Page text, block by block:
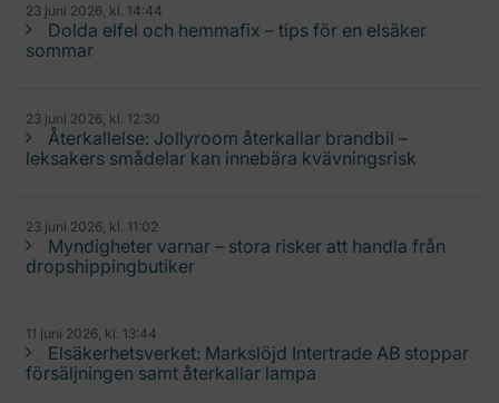
23 juni 2026, kl. 14:44
Dolda elfel och hemmafix – tips för en elsäker
sommar
23 juni 2026, kl. 12:30
Återkallelse: Jollyroom återkallar brandbil –
leksakers smådelar kan innebära kvävningsrisk
23 juni 2026, kl. 11:02
Myndigheter varnar – stora risker att handla från
dropshippingbutiker
11 juni 2026, kl. 13:44
Elsäkerhetsverket: Markslöjd Intertrade AB stoppar
försäljningen samt återkallar lampa